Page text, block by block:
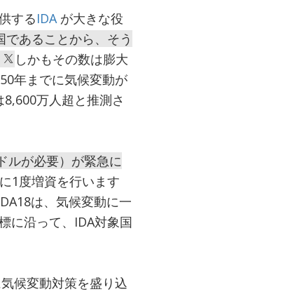
するIDAが大きな役
あることから、そう
しかもその数は膨大
年までに気候変動が
万人超と推測さ
ルが必要）が緊急に
1度増資を行います
は、気候変動に一
に沿って、IDA対象国
候変動対策を盛り込